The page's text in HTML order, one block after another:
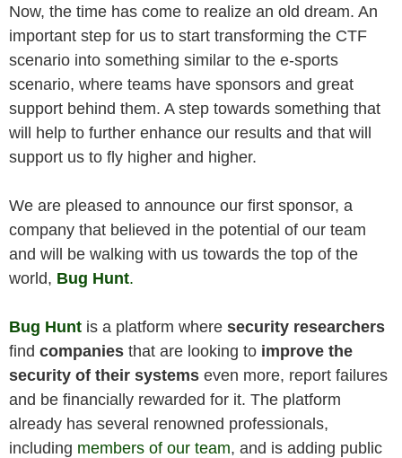
Now, the time has come to realize an old dream. An
important step for us to start transforming the CTF
scenario into something similar to the e-sports
scenario, where teams have sponsors and great
support behind them. A step towards something that
will help to further enhance our results and that will
support us to fly higher and higher.
We are pleased to announce our first sponsor, a
company that believed in the potential of our team
and will be walking with us towards the top of the
world, Bug Hunt.
Bug Hunt is a platform where security researchers
find companies that are looking to improve the
security of their systems even more, report failures
and be financially rewarded for it. The platform
already has several renowned professionals,
including members of our team, and is adding public